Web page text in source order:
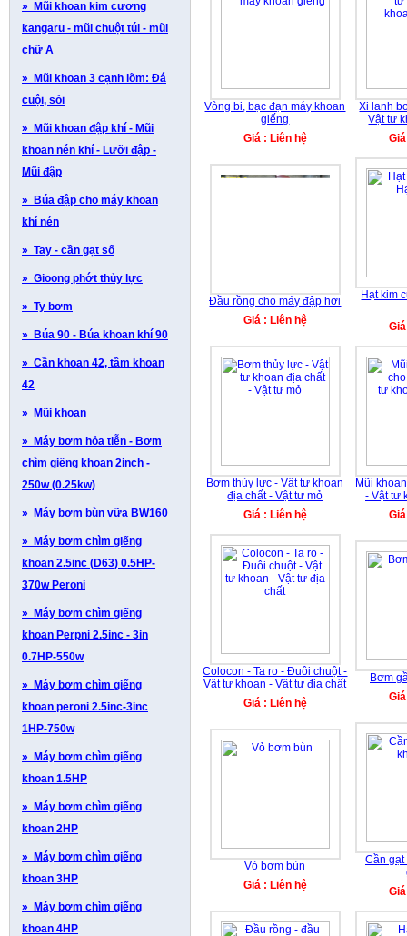
» Mũi khoan kim cương
kangaru - mũi chuột túi - mũi
chữ A
» Mũi khoan 3 cạnh lõm: Đá
cuội, sỏi
» Mũi khoan đập khí - Mũi
khoan nén khí - Lưỡi đập -
Mũi đập
» Búa đập cho máy khoan
khí nén
» Tay - cần gạt số
» Gioong phớt thủy lực
» Ty bơm
» Búa 90 - Búa khoan khí 90
» Cần khoan 42, tầm khoan
42
» Mũi khoan
» Máy bơm hỏa tiễn - Bơm
chìm giếng khoan 2inch -
250w (0.25kw)
» Máy bơm bùn vữa BW160
» Máy bơm chìm giếng
khoan 2.5inc (D63) 0.5HP-
370w Peroni
» Máy bơm chìm giếng
khoan Perpni 2.5inc - 3in
0.7HP-550w
» Máy bơm chìm giếng
khoan peroni 2.5inc-3inc
1HP-750w
» Máy bơm chìm giếng
khoan 1.5HP
» Máy bơm chìm giếng
khoan 2HP
» Máy bơm chìm giếng
khoan 3HP
» Máy bơm chìm giếng
khoan 4HP
Vòng bi, bạc đạn máy khoan
giếng
Giá : Liên hệ
Xi lanh
Vật tư
Đầu rồng cho máy đập hơi
Giá : Liên hệ
Hạt kim
Bơm thủy lực - Vật tư khoan
địa chất - Vật tư mỏ
Giá : Liên hệ
Mũi
- Vật tư
Colocon - Ta ro - Đuôi chuột -
Vật tư khoan - Vật tư địa chất
Giá : Liên hệ
Bơm
Vỏ bơm bùn
Giá : Liên hệ
Cần gạt